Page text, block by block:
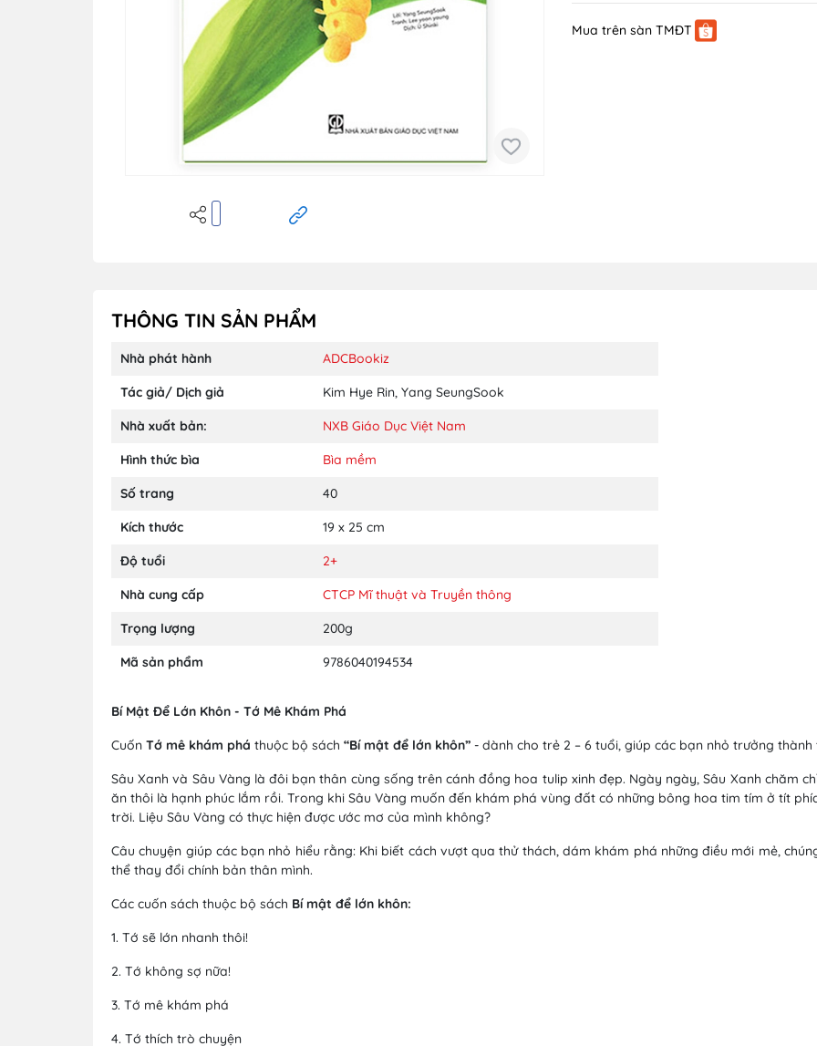
Mua trên sàn TMĐT
THÔNG TIN SẢN PHẨM
Nhà phát hành ADCBookiz
Tác giả/ Dịch giả Kim Hye Rin, Yang SeungSook
Nhà xuất bản: NXB Giáo Dục Việt Nam
Hình thức bìa Bìa mềm
Số trang 40
Kích thước 19 x 25 cm
Độ tuổi 2+
Nhà cung cấp CTCP Mĩ thuật và Truyền thông
Trọng lượng 200g
Mã sản phẩm 9786040194534
Bí Mật Để Lớn Khôn - Tớ Mê Khám Phá
Cuốn Tớ mê khám phá thuộc bộ sách “Bí mật để lớn khôn” - dành cho trẻ 2 – 6 tuổi, giúp các bạn nhỏ trưởng
Sâu Xanh và Sâu Vàng là đôi bạn thân cùng sống trên cánh đồng hoa tulip xinh đẹp. Ngày ngày, Sâu Xanh chăm
ăn thôi là hạnh phúc lắm rồi. Trong khi Sâu Vàng muốn đến khám phá vùng đất có những bông hoa tim tím ở tít
trời. Liệu Sâu Vàng có thực hiện được ước mơ của mình không?
Câu chuyện giúp các bạn nhỏ hiểu rằng: Khi biết cách vượt qua thử thách, dám khám phá những điều mới mẻ,
thể thay đổi chính bản thân mình.
Các cuốn sách thuộc bộ sách Bí mật để lớn khôn:
1. Tớ sẽ lớn nhanh thôi!
2. Tớ không sợ nữa!
3. Tớ mê khám phá
4. Tớ thích trò chuyện